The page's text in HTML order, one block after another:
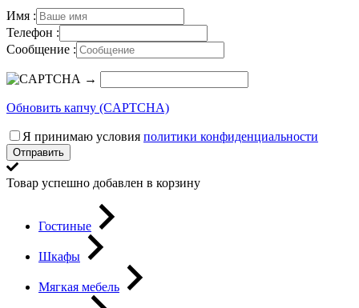
Имя :
Телефон :
Сообщение :
→
Обновить капчу (CAPTCHA)
Я принимаю условия политики конфиденциальности
Отправить
Товар успешно добавлен в корзину
Гостиные
Шкафы
Мягкая мебель